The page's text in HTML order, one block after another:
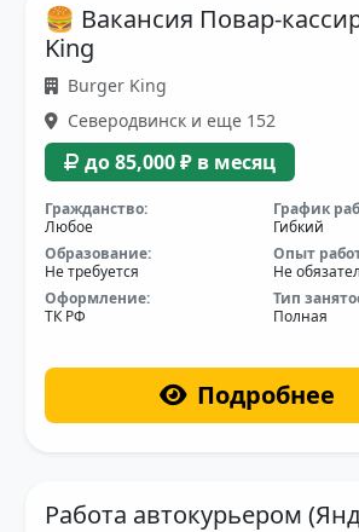
🍔 Вакансия Повар-
King
Burger King
Северодвинск и еще 152
до 85,000 ₽ в месяц
Гражданство:
Любое
График
Гибкий
Образование:
Не требуется
Опыт
Не
Оформление:
ТК РФ
Тип
Полная
Подробнее
Работа автокурьером